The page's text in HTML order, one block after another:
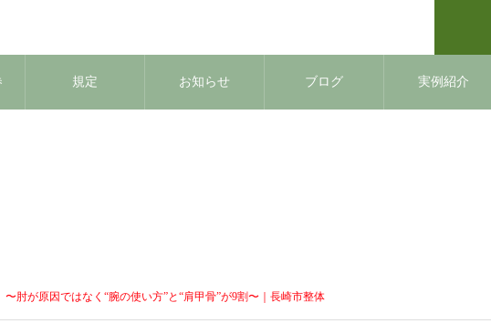
規定 お知らせ ブログ 実例紹介
肘が原因ではなく“腕の使い方”と“肩甲骨”が9割〜｜長崎市整体